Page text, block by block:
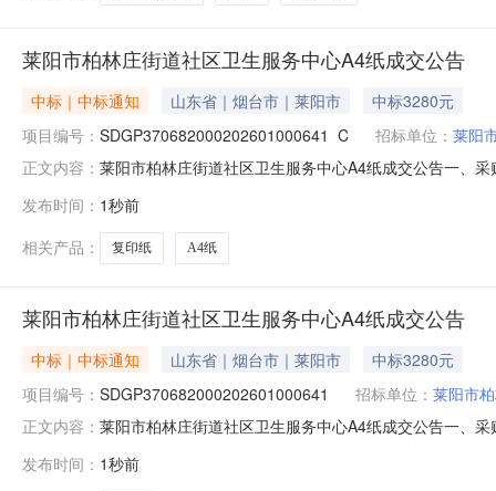
莱阳市柏林庄街道社区卫生服务中心A4纸成交公告
中标｜中标通知 山东省｜烟台市｜莱阳市
中标3280元
项目编号： SDGP370682000202601000641_C 招标单位： 莱阳
正文内容： 莱阳市柏林庄街道社区卫生服务中心A4纸成交公告一、
脑商行.20.0000003280.000000元七、采购小组成员：
发布时间： 1秒前
相关产品：
复印纸 A4纸
莱阳市柏林庄街道社区卫生服务中心A4纸成交公告
中标｜中标通知 山东省｜烟台市｜莱阳市
中标3280元
项目编号： SDGP370682000202601000641 招标单位： 莱阳市
正文内容： 莱阳市柏林庄街道社区卫生服务中心A4纸成交公告一、
脑商行.20.0000003280.000000元七、采购小组成员：
发布时间： 1秒前